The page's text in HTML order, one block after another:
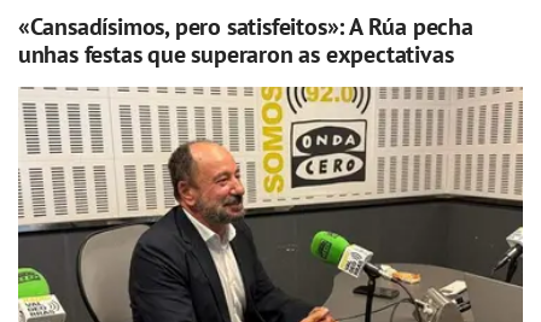
«Cansadísimos, pero satisfeitos»: A Rúa pecha
unhas festas que superaron as expectativas